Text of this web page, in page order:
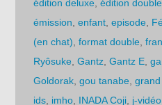
édition deluxe ,édition double
émission ,enfant ,episode
(en chat) ,format double ,
Ryôsuke ,Gantz ,Gantz E ,
Goldorak ,gou tanabe ,
ids imho INADA Coji j-vidéo